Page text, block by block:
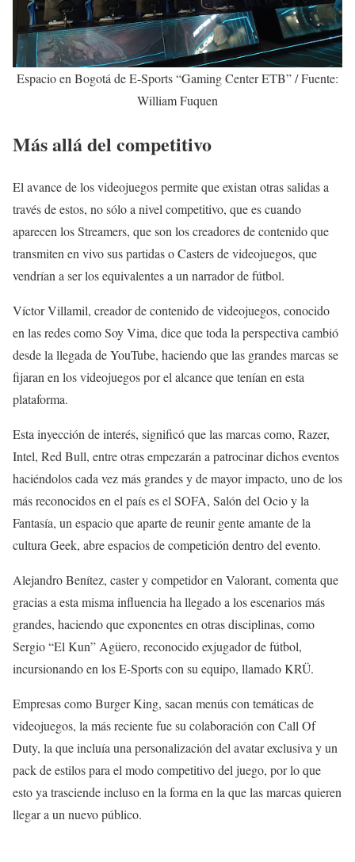
Espacio en Bogotá de E-Sports “Gaming Center ETB” / Fuente:
William Fuquen
Más allá del competitivo
El avance de los videojuegos permite que existan otras salidas a
través de estos, no sólo a nivel competitivo, que es cuando
aparecen los Streamers, que son los creadores de contenido que
transmiten en vivo sus partidas o Casters de videojuegos, que
vendrían a ser los equivalentes a un narrador de fútbol.
Víctor Villamil, creador de contenido de videojuegos, conocido
en las redes como Soy Vima, dice que toda la perspectiva cambió
desde la llegada de YouTube, haciendo que las grandes marcas se
fijaran en los videojuegos por el alcance que tenían en esta
plataforma.
Esta inyección de interés, significó que las marcas como, Razer,
Intel, Red Bull, entre otras empezarán a patrocinar dichos eventos
haciéndolos cada vez más grandes y de mayor impacto, uno de los
más reconocidos en el país es el SOFA, Salón del Ocio y la
Fantasía, un espacio que aparte de reunir gente amante de la
cultura Geek, abre espacios de competición dentro del evento.
Alejandro Benítez, caster y competidor en Valorant, comenta que
gracias a esta misma influencia ha llegado a los escenarios más
grandes, haciendo que exponentes en otras disciplinas, como
Sergio “El Kun” Agüero, reconocido exjugador de fútbol,
incursionando en los E-Sports con su equipo, llamado KRÜ.
Empresas como Burger King, sacan menús con temáticas de
videojuegos, la más reciente fue su colaboración con Call Of
Duty, la que incluía una personalización del avatar exclusiva y un
pack de estilos para el modo competitivo del juego, por lo que
esto ya trasciende incluso en la forma en la que las marcas quieren
llegar a un nuevo público.